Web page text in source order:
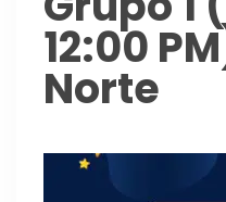
12:00
Norte